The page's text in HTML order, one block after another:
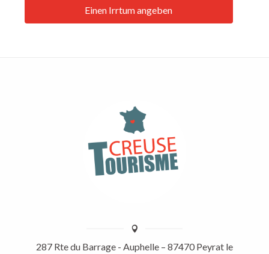
Einen Irrtum angeben
287 Rte du Barrage - Auphelle – 87470 Peyrat le